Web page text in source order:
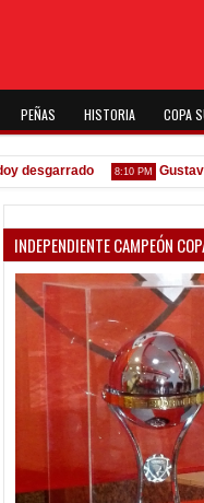
PEÑAS HISTORIA COPA
8:10 PM Gustavo
INDEPENDIENTE CAMPEÓN